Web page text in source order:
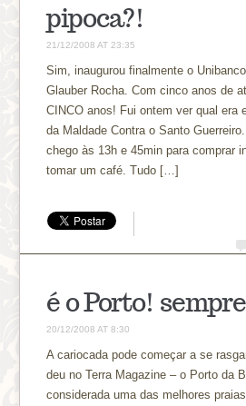
pipoca?!
21/12/2008 AT 23:35
Sim, inaugurou finalmente o
Glauber Rocha. Com cinco anos de
CINCO anos! Fui ontem ver qual era
da Maldade Contra o Santo
chego às 13h e 45min para comprar
tomar um café. Tudo […]
é o Porto!
20/12/2008 AT 8:30
A cariocada pode começar a se
deu no Terra Magazine – o Porto da
considerada uma das melhores